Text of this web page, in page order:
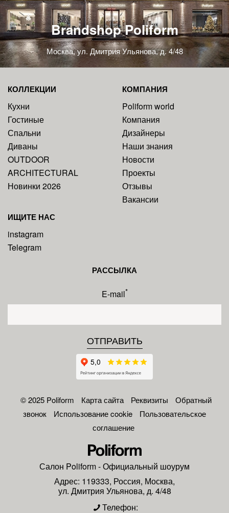
Brandshop Poliform
Москва, ул. Дмитрия Ульянова, д. 4/48
КОЛЛЕКЦИИ
Кухни
Гостиные
Спальни
Диваны
OUTDOOR
ARCHITECTURAL
Новинки 2026
КОМПАНИЯ
Poliform world
Компания
Дизайнеры
Наши знания
Новости
Проекты
Отзывы
Вакансии
ИЩИТЕ НАС
instagram
Telegram
РАССЫЛКА
E-mail*
© 2025 Poliform Карта сайта Реквизиты
Обратный
звонок
Использование cookie
Пользовательское
соглашение
Салон Poliform- Официальный шоурум
Адрес: 119333, Россия, Москва,
ул. Дмитрия Ульянова, д. 4/48
Телефон: